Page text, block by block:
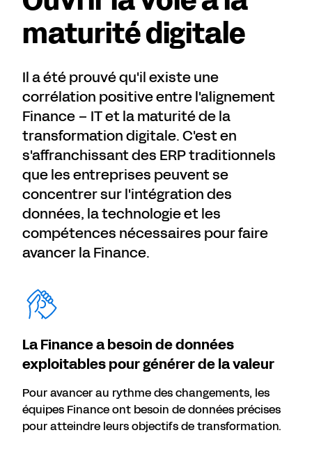
maturité digitale
Il a été prouvé qu'il existe une
corrélation positive entre l'alignement
Finance – IT et la maturité de la
transformation digitale. C'est en
s'affranchissant des ERP traditionnels
que les entreprises peuvent se
concentrer sur l'intégration des
données, la technologie et les
compétences nécessaires pour faire
avancer la Finance.
La Finance a besoin de données
exploitables pour générer de la valeur
Pour avancer au rythme des changements, les
équipes Finance ont besoin de données précises
pour atteindre leurs objectifs de transformation.